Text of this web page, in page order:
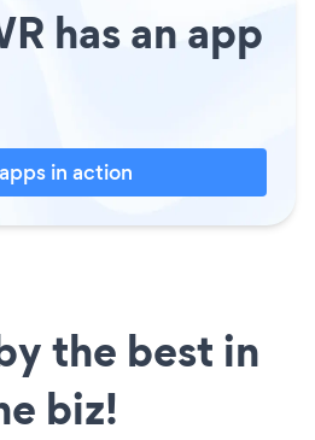
has an app
in action
the best in
biz!